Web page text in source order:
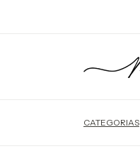
CATEGORIAS